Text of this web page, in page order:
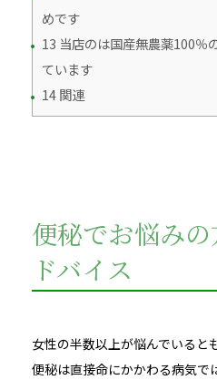
めです
13 当店のは国産無農薬100％
ています
14 関連
便秘でお悩み
ドバイス
女性の半数以上が悩んでいると
便秘は直接命にかかわる病気で